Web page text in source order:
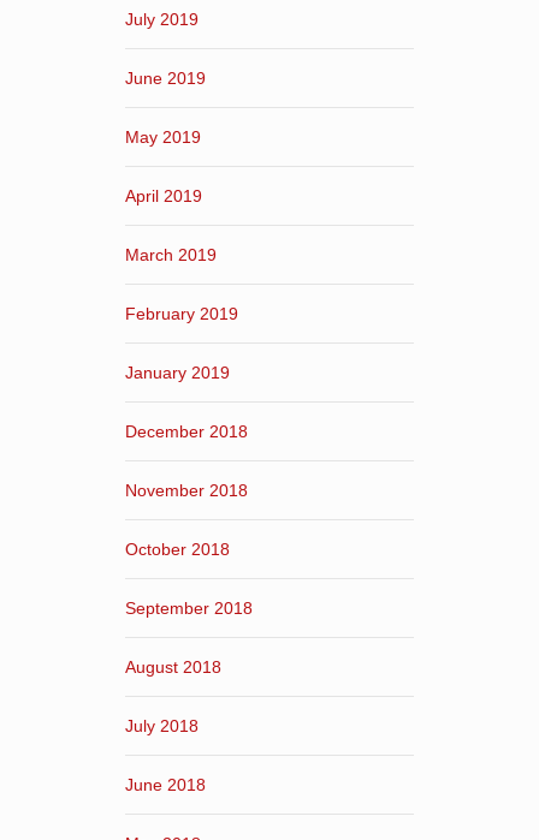
July 2019
June 2019
May 2019
April 2019
March 2019
February 2019
January 2019
December 2018
November 2018
October 2018
September 2018
August 2018
July 2018
June 2018